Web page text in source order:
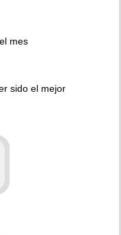
mes
sido el mejor